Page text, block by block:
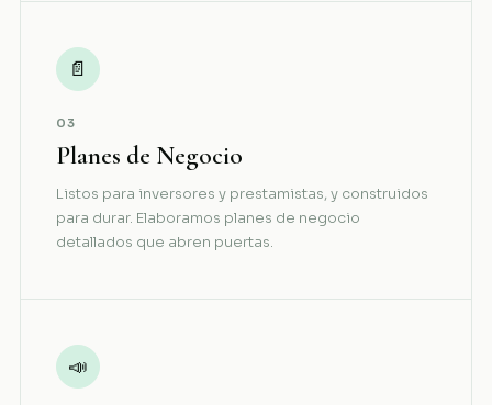
📄
03
Planes de Negocio
Listos para inversores y prestamistas, y construidos
para durar. Elaboramos planes de negocio
detallados que abren puertas.
📣